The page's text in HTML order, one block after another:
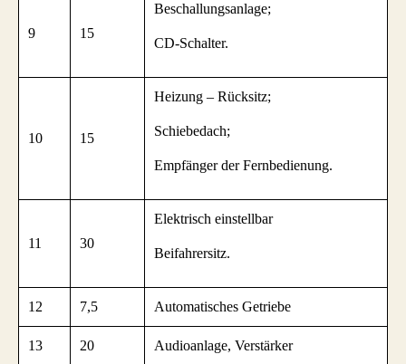
9 15
Beschallungsanlage;
CD-Schalter.
10 15
Heizung – Rücksitz;
Schiebedach;
Empfänger der Fernbedienung.
11 30
Elektrisch einstellbar
Beifahrersitz.
12 7,5 Automatisches Getriebe
13 20 Audioanlage, Verstärker